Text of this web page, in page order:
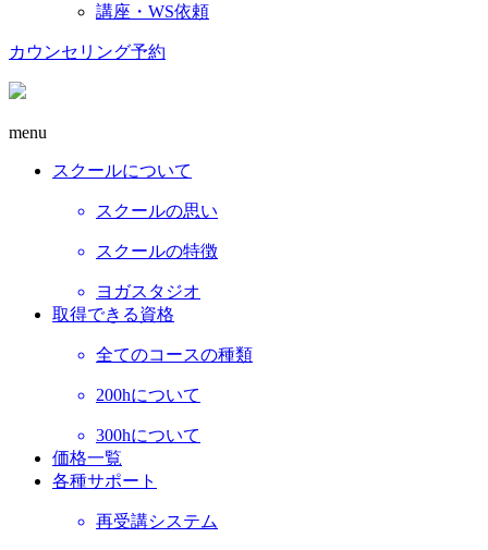
講座・WS依頼
カウンセリング予約
menu
スクールについて
スクールの思い
スクールの特徴
ヨガスタジオ
取得できる資格
全てのコースの種類
200hについて
300hについて
価格一覧
各種サポート
再受講システム